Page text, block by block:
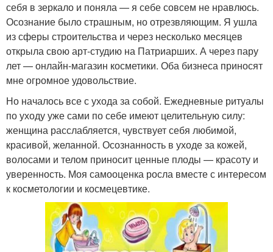
себя в зеркало и поняла — я себе совсем не нравлюсь.
Осознание было страшным, но отрезвляющим. Я ушла
из сферы строительства и через несколько месяцев
открыла свою арт-студию на Патриарших. А через пару
лет — онлайн-магазин косметики. Оба бизнеса приносят
мне огромное удовольствие.
Но началось все с ухода за собой. Ежедневные ритуалы
по уходу уже сами по себе имеют целительную силу:
женщина расслабляется, чувствует себя любимой,
красивой, желанной. Осознанность в уходе за кожей,
волосами и телом приносит ценные плоды — красоту и
уверенность. Моя самооценка росла вместе с интересом
к косметологии и космецевтике.